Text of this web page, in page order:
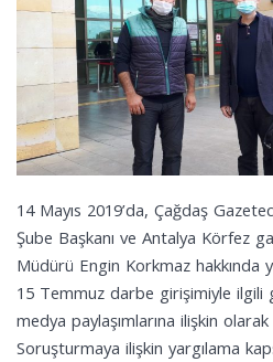
14 Mayıs 2019’da, Çağdaş
Şube Başkanı ve Antalya Körfez
Müdürü Engin Korkmaz hakkında
15 Temmuz darbe girişimiyle ilgili
medya paylaşımlarına ilişkin
Soruşturmaya ilişkin yargılama